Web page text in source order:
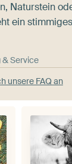
Naturstein
ein
Service
unsere FAQ an